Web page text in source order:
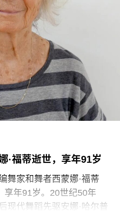
创新模式，竟是由那些连
充分保障的员工来实现
迈克·克兰西（Mike
“如果参观者得知，工会一
逊等企业的劳动实践，竟
的文化机构时，他们一定
在争取两次各15分钟的带
要求V&A在一年内获得“伦
·福蒂逝世，享年91岁
舞家和舞者西蒙娜·福蒂
享年91岁。20世纪50年
现代舞蹈先驱安娜·哈尔普